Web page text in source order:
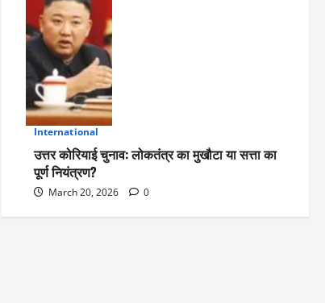
International
उत्तर कोरियाई चुनाव: लोकतंत्र का मुखौटा या सत्ता का
पूर्ण नियंत्रण?
March 20, 2026 0